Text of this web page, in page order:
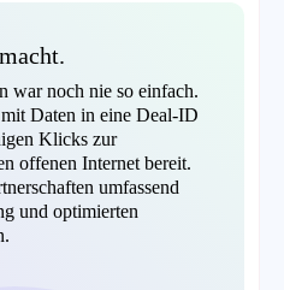
war noch nie so einfach.
Daten in eine Deal-ID
Klicks zur
offenen Internet bereit.
umfassend
und optimierten